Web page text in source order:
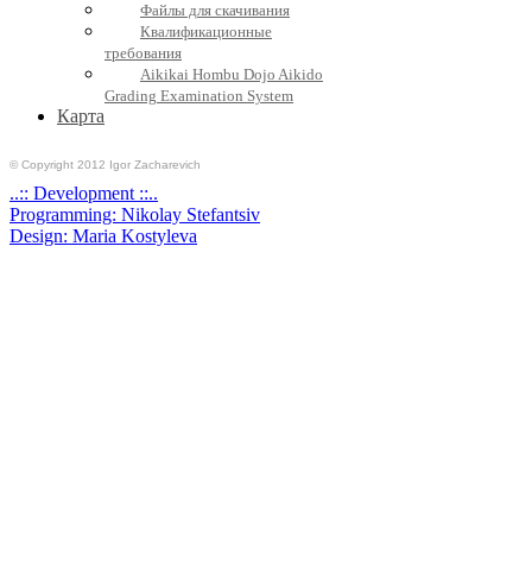
Файлы для скачивания
Квалификационные
требования
Aikikai Hombu Dojo Aikido
Grading Examination System
Карта
© Copyright 2012 Igor Zacharevich
..:: Development ::..
Programming: Nikolay Stefantsiv
Design: Maria Kostyleva